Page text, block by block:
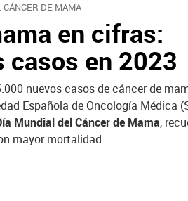
DE MAMA
en cifras:
casos en 2023
nuevos casos de cáncer de
Española de Oncología Médica
Mundial del Cáncer de Mama,
mayor mortalidad.